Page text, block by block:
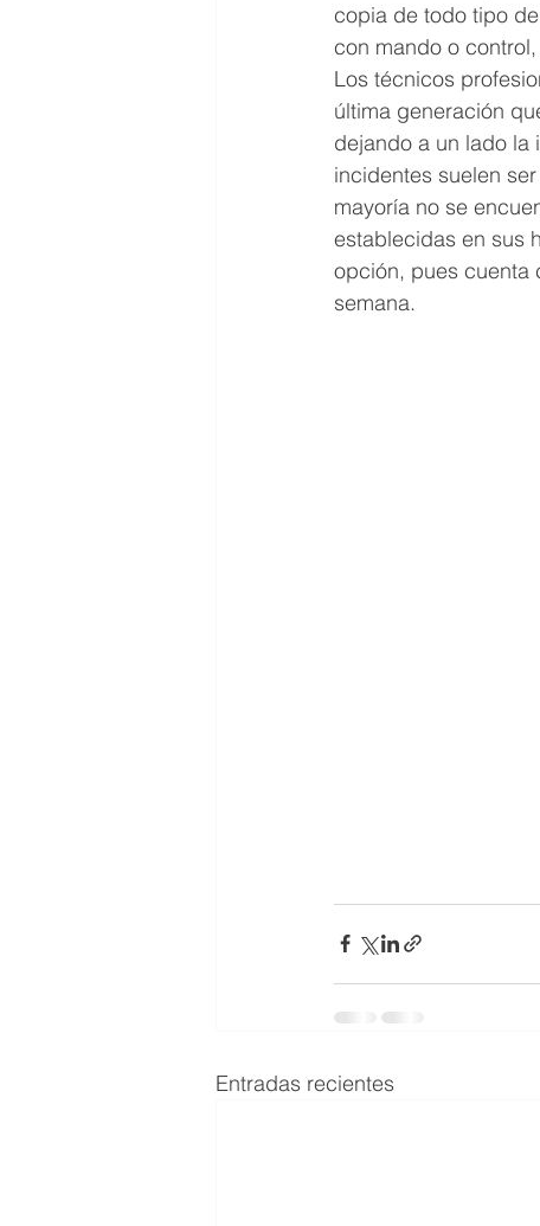
copia de todo tipo
con mando o
Los técnicos
última generación
dejando a un lado la
incidentes suelen
mayoría no se
establecidas en sus
opción, pues cuenta
semana.
Entradas recientes